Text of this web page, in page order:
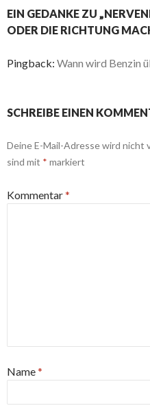
EIN GEDANKE ZU
ODER DIE RICHTUNG
Pingback: Wann wird Benzin
SCHREIBE EINEN
Deine E-Mail-Adresse wird nicht
sind mit * markiert
Kommentar*
Name*